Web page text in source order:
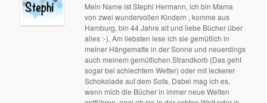
Mein Name ist Stephi Hermann, ich bin Mama
von zwei wundervollen Kindern , komme aus
Hamburg, bin 44 Jahre alt und liebe Bücher über
alles :-). Am liebsten lese ich sie gemütlich in
meiner Hängematte in der Sonne und neuerdings
auch meinem gemütlichen Strandkorb (Das geht
sogar bei schlechtem Wetter) oder mit leckerer
Schokolade auf dem Sofa. Dabei mag ich es,
wenn mich die Bücher in immer neue Welten